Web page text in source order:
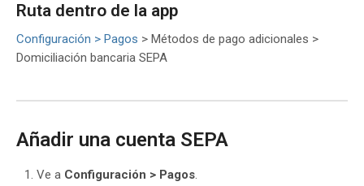
Ruta dentro de la app
Configuración > Pagos > Métodos de pago adicionales >
Domiciliación bancaria SEPA
Añadir una cuenta SEPA
Ve a Configuración > Pagos.